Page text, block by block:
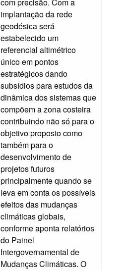
com precisão. Com a
implantação da rede
geodésica será
estabelecido um
referencial altimétrico
único em pontos
estratégicos dando
subsídios para estudos da
dinâmica dos sistemas que
compõem a zona costeira
contribuindo não só para o
objetivo proposto como
também para o
desenvolvimento de
projetos futuros
principalmente quando se
leva em conta os possíveis
efeitos das mudanças
climáticas globais,
conforme aponta relatórios
do Painel
Intergovernamental de
Mudanças Climáticas. O